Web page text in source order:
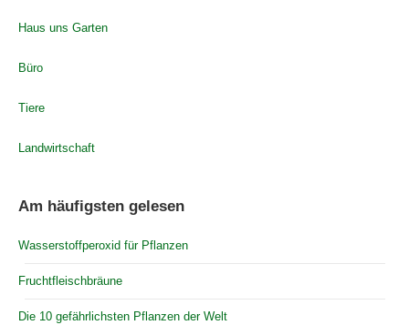
Haus uns Garten
Büro
Tiere
Landwirtschaft
Am häufigsten gelesen
Wasserstoffperoxid für Pflanzen
Fruchtfleischbräune
Die 10 gefährlichsten Pflanzen der Welt